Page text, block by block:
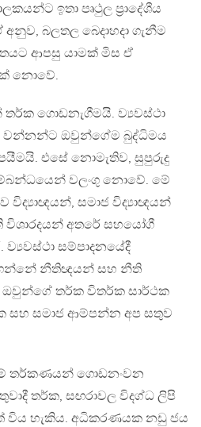
ඉතා පෘථුල ප‍්‍රාදේශීය
බලතල බෙදාහදා ගැනීම
ආපසු යාමක් මිස ඒ
නොවේ.
ගොඩනැගීමයි. ව්‍යවස්ථා
වන්නන්ට ඔවුන්ගේම බුද්ධිමය
එසේ නොමැතිව, සුපුරුදු
වලංගු නොවේ. මේ
විද්‍යාඥයන්, සමාජ විද්‍යාඥයන්
අතරේ සහයෝගී
සම්පාදනයේදී
ගන්නේ නීතිඥයන් සහ නීති
ඔවුන්ගේ තර්ක විතර්ක සාර්ථක
සහ සමාජ ආම්පන්න අප සතුව
තර්කණයන් ගොඩනංවන
තර්ක, සඟරාවල විදග්ධ ලිපි
විය හැකිය. අධිකරණයක නඩු ජය